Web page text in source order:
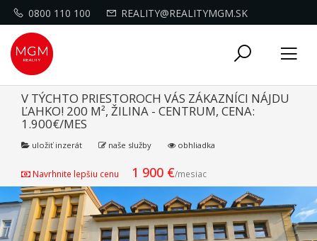
0800 110 100 REALITY@REALITYMGM.SK
Toggle
V TÝCHTO PRIESTOROCH VÁS ZÁKAZNÍCI NÁJDU
ĽAHKO! 200 M², ŽILINA - CENTRUM, CENA:
1.900€/MES
uložiť inzerát naše služby obhliadka
Navrhnite lepšiu cenu 1 900 €/mesiac